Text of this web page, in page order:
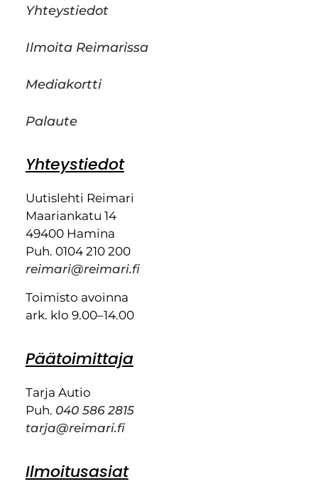
Yhteystiedot
Ilmoita Reimarissa
Mediakortti
Palaute
Yhteystiedot
Uutislehti Reimari
Maariankatu 14
49400 Hamina
Puh. 0104 210 200
reimari@reimari.fi
Toimisto avoinna
ark. klo 9.00–14.00
Päätoimittaja
Tarja Autio
Puh. 040 586 2815
tarja@reimari.fi
Ilmoitusasiat